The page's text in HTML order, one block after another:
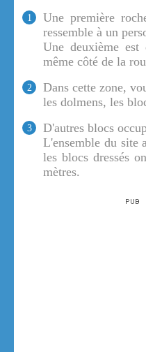
1
Une première
ressemble à un
Une deuxième
même côté de la
2
Dans cette zone,
les dolmens, les
3
D'autres blocs
L'ensemble du site
les blocs dressés
mètres.